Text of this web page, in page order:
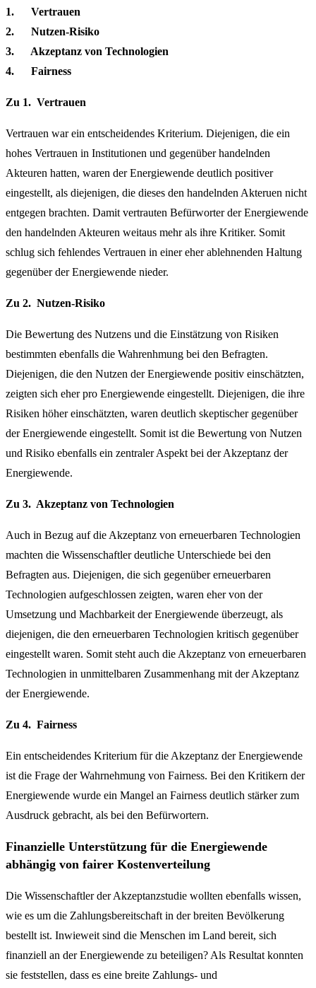
1. Vertrauen
2. Nutzen-Risiko
3. Akzeptanz von Technologien
4. Fairness
Zu 1. Vertrauen
Vertrauen war ein entscheidendes Kriterium. Diejenigen, die ein
hohes Vertrauen in Institutionen und gegenüber handelnden
Akteuren hatten, waren der Energiewende deutlich positiver
eingestellt, als diejenigen, die dieses den handelnden Akteruen nicht
entgegen brachten. Damit vertrauten Befürworter der Energiewende
den handelnden Akteuren weitaus mehr als ihre Kritiker. Somit
schlug sich fehlendes Vertrauen in einer eher ablehnenden Haltung
gegenüber der Energiewende nieder.
Zu 2. Nutzen-Risiko
Die Bewertung des Nutzens und die Einstätzung von Risiken
bestimmten ebenfalls die Wahrenhmung bei den Befragten.
Diejenigen, die den Nutzen der Energiewende positiv einschätzten,
zeigten sich eher pro Energiewende eingestellt. Diejenigen, die ihre
Risiken höher einschätzten, waren deutlich skeptischer gegenüber
der Energiewende eingestellt. Somit ist die Bewertung von Nutzen
und Risiko ebenfalls ein zentraler Aspekt bei der Akzeptanz der
Energiewende.
Zu 3. Akzeptanz von Technologien
Auch in Bezug auf die Akzeptanz von erneuerbaren Technologien
machten die Wissenschaftler deutliche Unterschiede bei den
Befragten aus. Diejenigen, die sich gegenüber erneuerbaren
Technologien aufgeschlossen zeigten, waren eher von der
Umsetzung und Machbarkeit der Energiewende überzeugt, als
diejenigen, die den erneuerbaren Technologien kritisch gegenüber
eingestellt waren. Somit steht auch die Akzeptanz von erneuerbaren
Technologien in unmittelbaren Zusammenhang mit der Akzeptanz
der Energiewende.
Zu 4. Fairness
Ein entscheidendes Kriterium für die Akzeptanz der Energiewende
ist die Frage der Wahrnehmung von Fairness. Bei den Kritikern der
Energiewende wurde ein Mangel an Fairness deutlich stärker zum
Ausdruck gebracht, als bei den Befürwortern.
Finanzielle Unterstützung für die Energiewende
abhängig von fairer Kostenverteilung
Die Wissenschaftler der Akzeptanzstudie wollten ebenfalls wissen,
wie es um die Zahlungsbereitschaft in der breiten Bevölkerung
bestellt ist. Inwieweit sind die Menschen im Land bereit, sich
finanziell an der Energiewende zu beteiligen? Als Resultat konnten
sie feststellen, dass es eine breite Zahlungs- und